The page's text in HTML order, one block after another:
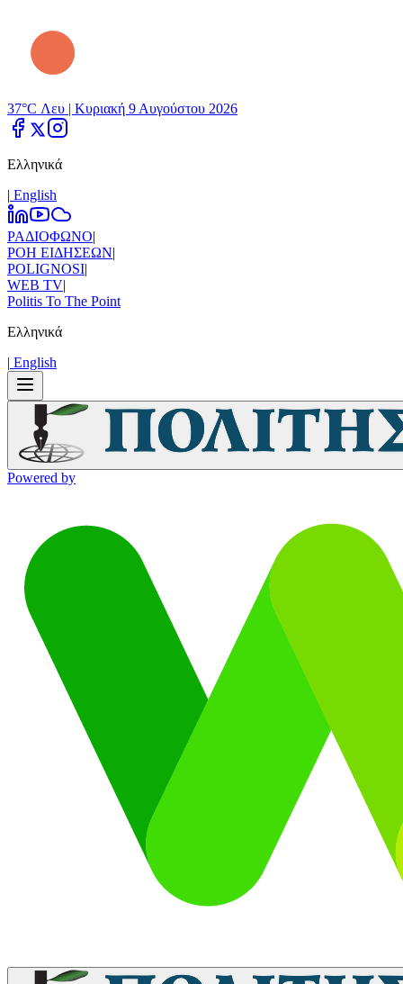
37°C Λευ | Κυριακή 9 Αυγούστου 2026
Ελληνικά
| Εnglish
ΡΑΔΙΟΦΩΝΟ|
ΡΟΗ ΕΙΔΗΣΕΩΝ|
POLIGNOSI|
WEB TV|
Politis To The Point
Ελληνικά
| Εnglish
Powered by